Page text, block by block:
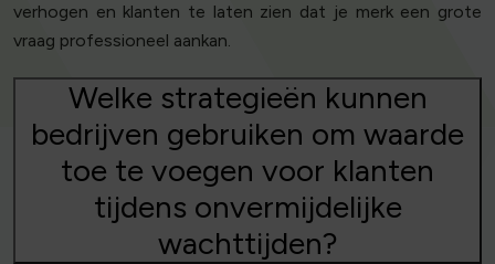
verhogen en klanten te laten zien dat je merk een grote
vraag professioneel aankan.
Welke strategieën kunnen
bedrijven gebruiken om waarde
toe te voegen voor klanten
tijdens onvermijdelijke
wachttijden?